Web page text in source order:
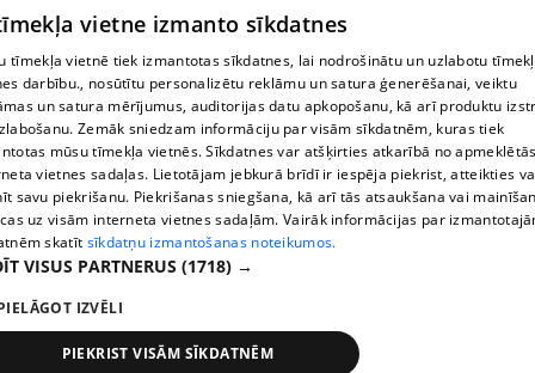
Cookie policy
Commenting terms
TV program
Contract rules
360 Ziņu kontakti
Helio Media
Vortal assistance service: e-mail -
All rights reserved.
vietne izmanto sīkdatnes
tīmekļa vietnē tiek izmantotas sīkdatnes, lai nodrošinātu un uzlabotu
darbību., nosūtītu personalizētu reklāmu un satura ģenerēšanai, veiktu
un satura mērījumus, auditorijas datu apkopošanu, kā arī produktu
Zemāk sniedzam informāciju par visām sīkdatnēm, kuras tiek
mūsu tīmekļa vietnēs. Sīkdatnes var atšķirties atkarībā no
vietnes sadaļas. Lietotājam jebkurā brīdī ir iespēja piekrist, atteikties
savu piekrišanu. Piekrišanas sniegšana, kā arī tās atsaukšana vai
uz visām interneta vietnes sadaļām. Vairāk informācijas par
skatīt sīkdatņu izmantošanas noteikumos.
VISUS PARTNERUS (1718) →
IZVĒLI
PIEKRIST VISĀM SĪKDATNĒM